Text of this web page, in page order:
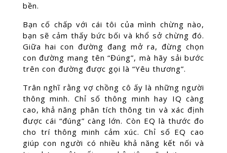
bền.
Bạn cố chấp với cái tôi của mình chừng nào,
bạn sẽ cảm thấy bức bối và khổ sở chừng đó.
Giữa hai con đường đang mở ra, đừng chọn
con đường mang tên “Đúng”, mà hãy sải bước
trên con đường được gọi là “Yêu thương”.
Trân nghĩ rằng vợ chồng cô ấy là những người
thông minh. Chỉ số thông minh hay IQ càng
cao, khả năng phân tích thông tin và xác định
được cái “đúng” càng lớn. Còn EQ là thước đo
cho trí thông minh cảm xúc. Chỉ số EQ cao
giúp con người có nhiều khả năng kết nối và